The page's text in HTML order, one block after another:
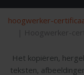
hoogwerker-
| Hoogwerker-
Het kopiëren,
teksten,